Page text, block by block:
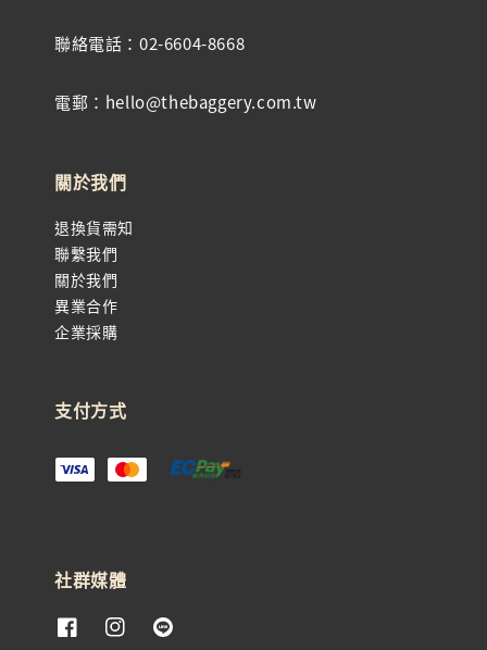
聯絡電話：02-6604-8668
電郵：hello@thebaggery.com.tw
關於我們
退換貨需知
聯繫我們
關於我們
異業合作
企業採購
支付方式
社群媒體